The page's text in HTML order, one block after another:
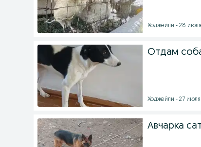
Ходжейли - 28 июля
Отдам
Ходжейли - 27 июля
Авчарка